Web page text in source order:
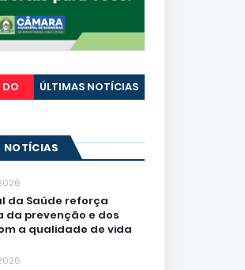
DO
ÚLTIMAS NOTÍCIAS
NOTÍCIAS
da Saúde reforça
da prevenção e dos
a qualidade de vida